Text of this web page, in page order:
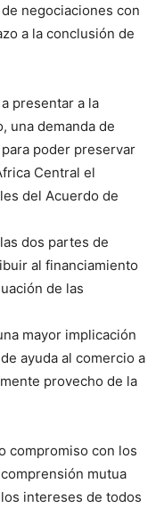
negociaciones con
a la conclusión de
presentar a la
una demanda de
poder preservar
Central el
del Acuerdo de
dos partes de
al financiamiento
de las
mayor implicación
ayuda al comercio a
provecho de la
compromiso con los
mutua
intereses de todos